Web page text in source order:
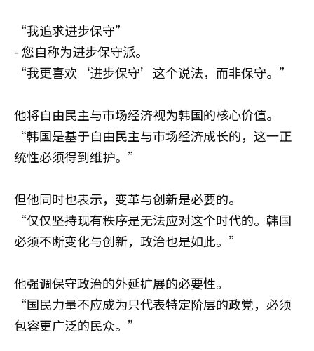
“我追求进步保守”
- 您自称为进步保守派。
“我更喜欢‘进步保守’这个说法，而非保守。”
他将自由民主与市场经济视为韩国的核心价值。
“韩国是基于自由民主与市场经济成长的，这一正
统性必须得到维护。”
但他同时也表示，变革与创新是必要的。
“仅仅坚持现有秩序是无法应对这个时代的。韩国
必须不断变化与创新，政治也是如此。”
他强调保守政治的外延扩展的必要性。
“国民力量不应成为只代表特定阶层的政党，必须
包容更广泛的民众。”